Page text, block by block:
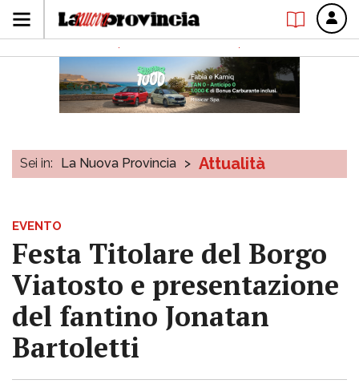
Sei in: La Nuova Provincia > Attualità
EVENTO
Festa Titolare del Borgo
Viatosto e presentazione
del fantino Jonatan
Bartoletti